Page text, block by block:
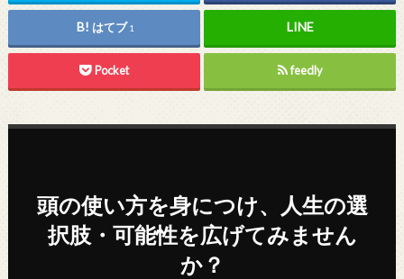
はてブ 1
Pocket feedly
頭の使い方を身につけ、人生の選
択肢・可能性を広げてみません
か？